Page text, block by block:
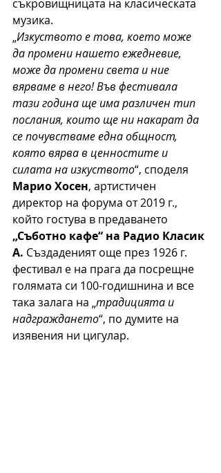
съкровищницата на класическата
музика.
„Изкуството е това, което може
да промени нашето ежедневие,
може да промени света и ние
вярваме в него! Във фестивала
тази година ще има различен тип
послания, които ще ни накарат да
се почувстваме една общност,
която вярва в ценностите и
силата на изкуството“, споделя
Марио Хосен, артистичен
директор на форума от 2019 г.,
който гостува в предаването
„Съботно кафе“ на Радио Класик
А. Създаденият още през 1926 г.
фестивал е на прага да посрещне
голямата си 100-годишнина и все
така залага на „традицията и
надграждането“, по думите на
изявения ни цигулар.